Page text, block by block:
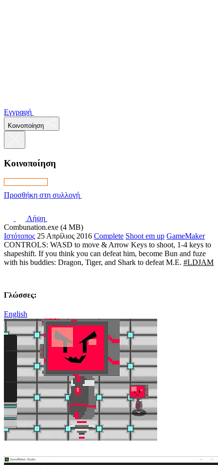
Εγγραφή
Κοινοποίηση
Κοινοποίηση
Προσθήκη στη συλλογή
Λήψη
Combunation.exe (4 MB)
Ιστότοπος 25 Απρίλιος 2016 Complete Shoot em up GameMaker
CONTROLS: WASD to move & Arrow Keys to shoot, 1-4 keys to
shapeshift. If you think you can defeat him, become Bun and fuze
with his buddies: Dragon, Tiger, and Shark to defeat M.E. #LDJAM
Γλώσσες:
English